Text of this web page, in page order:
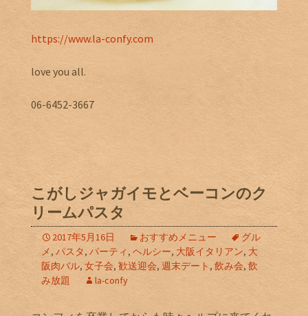
https://www.la-confy.com
love you all.
06-6452-3667
こがしジャガイモとベーコンのク
リームパスタ
2017年5月16日 おすすめメニュー
グル
メ, パスタ, パーティ , ヘルシー, 大阪イタリアン, 大
阪肉バル, 女子会, 歓送迎会, 週末デート , 飲み会, 飲
み放題
la-confy